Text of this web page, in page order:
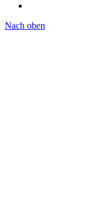
Nach oben